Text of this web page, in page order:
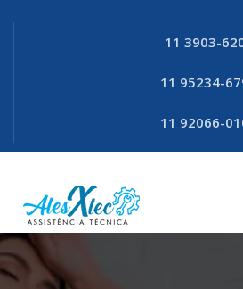
11 3903-
11 95234-
11 92066-